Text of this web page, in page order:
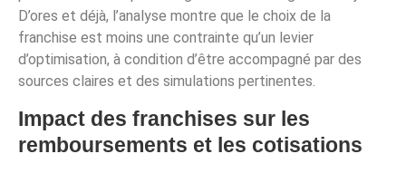
D’ores et déjà, l’analyse montre que le choix de la
franchise est moins une contrainte qu’un levier
d’optimisation, à condition d’être accompagné par des
sources claires et des simulations pertinentes.
Impact des franchises sur les
remboursements et les cotisations